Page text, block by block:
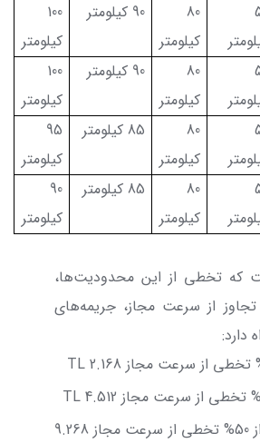
80
کیلومتر
90 کیلومتر
100
کیلومتر
80
کیلومتر
90 کیلومتر
100
کیلومتر
80
کیلومتر
85 کیلومتر
95
کیلومتر
80
کیلومتر
85 کیلومتر
90
کیلومتر
که تخطی از این محدودیت‌ها،
از سرعت مجاز، جریمه‌های
دارد:
تخطی از سرعت مجاز 2.168
TL
تخطی از سرعت مجاز 4.512
TL
%50 تخطی از سرعت مجاز 9.268